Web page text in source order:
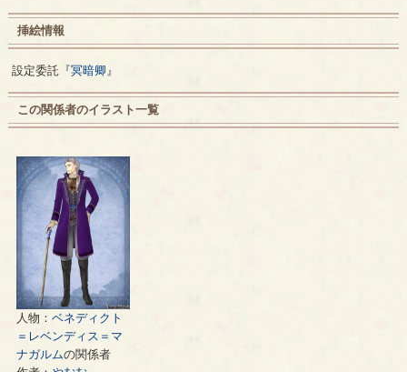
挿絵情報
設定委託『冥暗卿 』
この関係者のイラスト一覧
人物： ベネディクト
＝レベンディス＝マ
ナガルムの関係者